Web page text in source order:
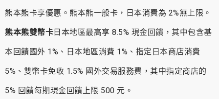
熊本熊卡享優惠。熊本熊一般卡，日本消費為 2%無上限。
熊本熊雙幣卡 日本地區最高享 8.5% 現金回饋，其中包含基
本回饋國外 1%、日本地區消費 1%、指定日本商店消費
5%、雙幣卡免收 1.5% 國外交易服務費，其中指定商店的
5% 回饋每期現金回饋上限 500 元。